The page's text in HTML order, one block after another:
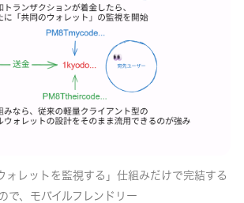
ォレットを監視する」仕組みだけで完結する
で、モバイルフレンドリー